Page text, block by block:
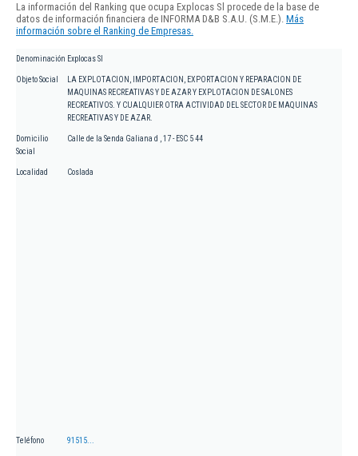
La información del Ranking que ocupa Explocas Sl procede de la base de
datos de información financiera de INFORMA D&B S.A.U. (S.M.E.). Más
información sobre el Ranking de Empresas.
Denominación Explocas Sl
Objeto Social
LA EXPLOTACION, IMPORTACION, EXPORTACION Y REPARACION DE
MAQUINAS RECREATIVAS Y DE AZAR Y EXPLOTACION DE SALONES
RECREATIVOS. Y CUALQUIER OTRA ACTIVIDAD DEL SECTOR DE MAQUINAS
RECREATIVAS Y DE AZAR.
Domicilio
Social
Calle de la Senda Galiana d , 17 - ESC 5 44
Localidad Coslada
Teléfono 91515...